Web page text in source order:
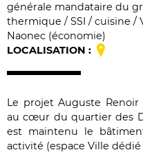
générale mandataire du
thermique / SSI / cuisine /
Naonec (économie)
LOCALISATION :
Le projet Auguste
au cœur du quartier des
est maintenu le
activité (espace Ville